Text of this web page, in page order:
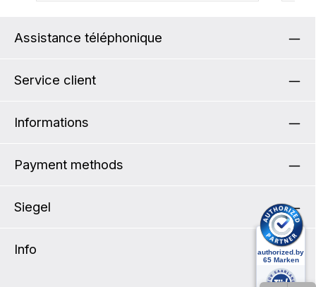
Assistance téléphonique
Service client
Informations
Payment methods
Siegel
Info